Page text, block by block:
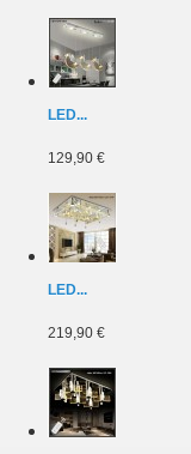
LED...
129,90 €
LED...
219,90 €